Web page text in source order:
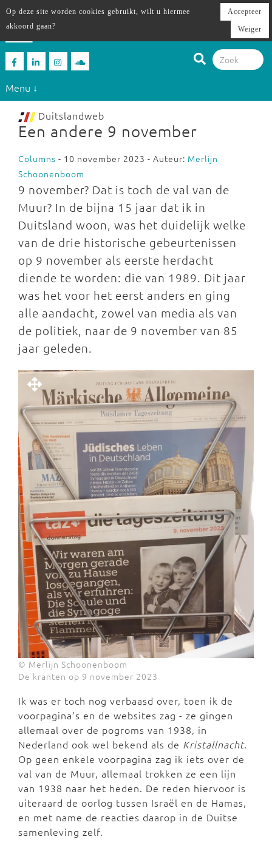
Menu ↓
Duitslandweb
Een andere 9 november
Columns - 10 november 2023 - Auteur: Merlijn
Schoonenboom
9 november? Dat is toch de val van de
Muur? In de bijna 15 jaar dat ik in
Duitsland woon, was het duidelijk welke
van de drie historische gebeurtenissen
op 9 november als eerste herdacht
diende te worden: die van 1989. Dit jaar
was het voor het eerst anders en ging
alle aandacht, zowel van media als van
de politiek, naar de 9 november van 85
jaar geleden.
© Merlijn Schoonenboom
De kranten op 9 november 2023
Ik was er toch nog verbaasd over, toen ik de
voorpagina’s en de websites zag - ze gingen
allemaal over de pogroms van 1938, in
Nederland ook wel bekend als de Kristallnacht.
Op geen enkele voorpagina zag ik iets over de
val van de Muur, allemaal trokken ze een lijn
van 1938 naar het heden. De reden hiervoor is
uiteraard de oorlog tussen Israël en de Hamas,
en met name de reacties daarop in de Duitse
samenleving zelf.
Op deze site worden cookies gebruikt, wilt u hiermee
akkoord gaan?
Accepteer
Weiger